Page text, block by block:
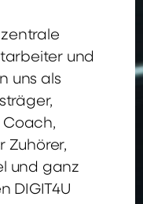
und
uns als
Coach,
Zuhörer,
und ganz
DIGIT4U